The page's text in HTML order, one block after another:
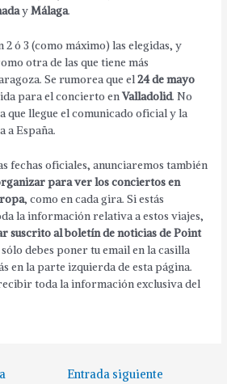
yMálaga.
2 ó 3 (como máximo) las elegidas, y
otra de las que tiene más
Se rumorea que el24 de mayo
para el concierto enValladolid. No
que llegue el comunicado oficial y la
a España.
fechas oficiales, anunciaremos también
para ver los conciertos en
, como en cada gira. Si estás
la información relativa a estos viajes,
suscrito al boletín de noticias de Point
debes poner tu email en la casilla
en la parte izquierda de esta página.
toda la información exclusiva del
Entrada siguiente